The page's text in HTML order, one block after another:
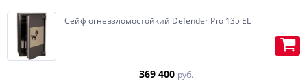
Сейф огневзломостойкий Defender Pro 135 EL
369 400 руб.